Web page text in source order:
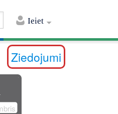
Ieiet
Ziedojumi